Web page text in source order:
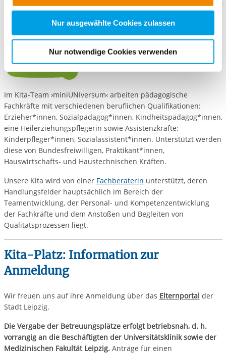
nachfolgender Buttons über Ihre Einwilligung für diese
Zwecke entscheiden und Ihre erteilte Einwilligung stets
für die Zukunft widerrufen. Bitte beachten Sie: Ihre
Cookies, die erforderlich zur Bereitstellung der von Ihnen
aufgerufenen und somit gewünschten Website-
Funktionen sind. Diese Cookies setzen wir aufgrund
berechtigter Interessen und daher unabhängig von einer
Einwilligung.
Nur ausgewählte Cookies zulassen
Nur notwendige Cookies verwenden
Im Kita-Team ›miniUNIversum‹ arbeiten pädagogische
Fachkräfte mit verschiedenen beruflichen Qualifikationen:
Erzieher*innen, Sozialpädagog*innen, Kindheitspädagog*innen,
eine Heilerziehungspflegerin sowie Assistenzkräfte:
Kinderpfleger*innen, Sozialassistent*innen. Unterstützt werden
diese von Bundesfreiwilligen, Praktikant*innen,
Hauswirtschafts- und Haustechnischen Kräften.
Unsere Kita wird von einer Fachberaterin unterstützt, deren
Handlungsfelder hauptsächlich im Bereich der
Teamentwicklung, der Personal- und Kompetenzentwicklung
der Fachkräfte und dem Anstoßen und Begleiten von
Qualitätsprozessen liegt.
Kita-Platz: Information zur
Anmeldung
Wir freuen uns auf ihre Anmeldung über das Elternportal der
Stadt Leipzig.
Die Vergabe der Betreuungsplätze erfolgt betriebsnah, d. h.
vorrangig an die Beschäftigten der Universitätsklinik sowie der
Medizinischen Fakultät Leipzig.Anträge für einen